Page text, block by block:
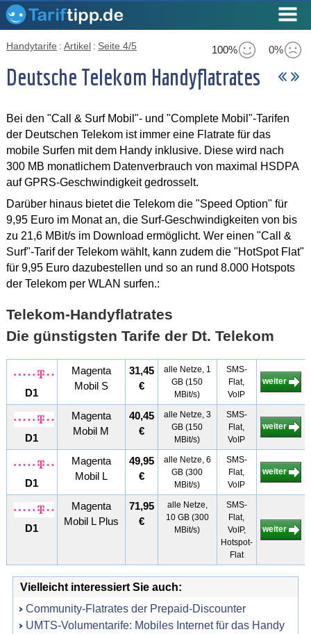
100% 0%
Handytarife : Artikel : Seite 4/5
Deutsche Telekom Handyflatrates
Bei den "Call & Surf Mobil"- und "Complete Mobil"-Tarifen
der Deutschen Telekom ist immer eine Flatrate für das
mobile Surfen mit dem Handy inklusive. Diese wird nach
300 MB monatlichem Datenverbrauch von maximal HSDPA
auf GPRS-Geschwindigkeit gedrosselt.
Darüber hinaus bietet die Telekom die "Speed Option" für
9,95 Euro im Monat an, die Surf-Geschwindigkeiten von bis
zu 21,6 MBit/s im Download ermöglicht. Wer einen "Call &
Surf"-Tarif der Telekom wählt, kann zudem die "HotSpot Flat"
für 9,95 Euro dazubestellen und so an rund 8.000 Hotspots
der Telekom per WLAN surfen.:
Telekom-Handyflatrates
Die günstigsten Tarife der Dt. Telekom
D1
Magenta
Mobil S
31,45
€
alle Netze, 1
GB (150
MBit/s)
SMS-
Flat,
VoIP
weiter
D1
Magenta
Mobil M
40,45
€
alle Netze, 3
GB (150
MBit/s)
SMS-
Flat,
VoIP
weiter
D1
Magenta
Mobil L
49,95
€
alle Netze, 6
GB (300
MBit/s)
SMS-
Flat,
VoIP
weiter
D1
Magenta
Mobil L Plus
71,95
€
alle Netze,
10 GB (300
MBit/s)
SMS-
Flat,
VoIP,
Hotspot-
Flat
weiter
Vielleicht interessiert Sie auch:
Community-Flatrates der Prepaid-Discounter
UMTS-Volumentarife: Mobiles Internet für das Handy